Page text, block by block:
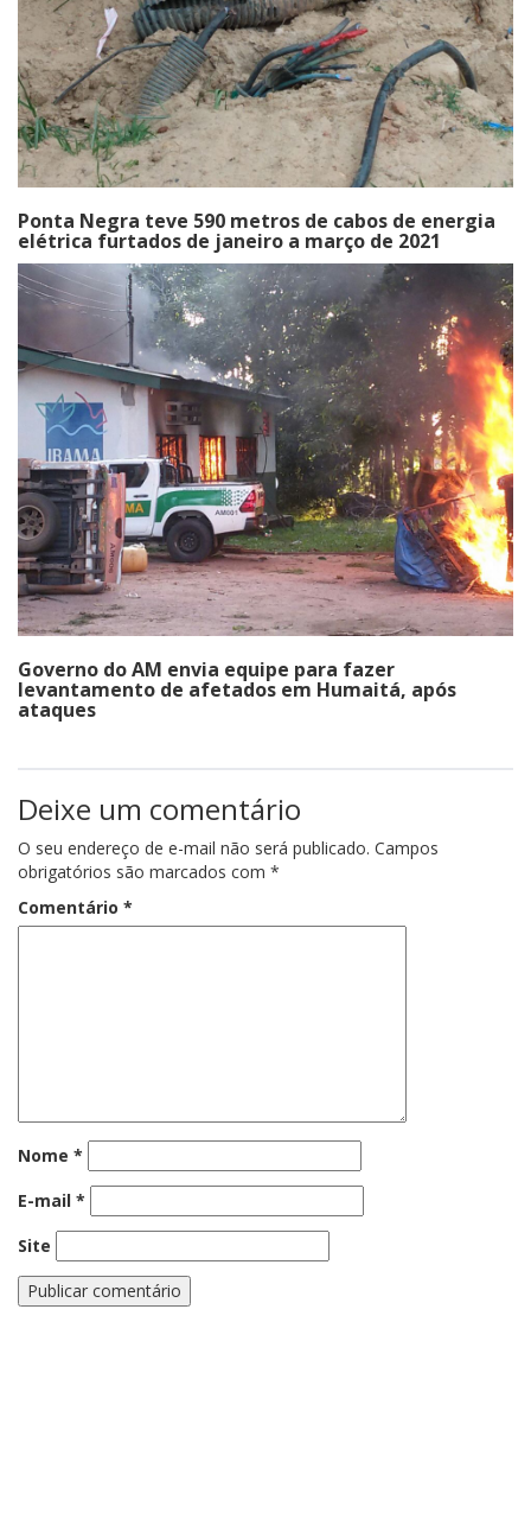
Ponta Negra teve 590 metros de cabos de energia
elétrica furtados de janeiro a março de 2021
Governo do AM envia equipe para fazer
levantamento de afetados em Humaitá, após
ataques
Deixe um comentário
O seu endereço de e-mail não será publicado. Campos
obrigatórios são marcados com *
Comentário *
Nome *
E-mail *
Site